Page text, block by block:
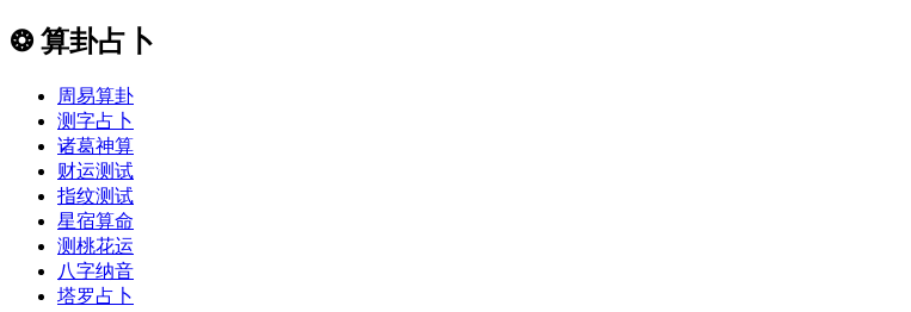
❂ 算卦占卜
周易算卦
测字占卜
诸葛神算
财运测试
指纹测试
星宿算命
测桃花运
八字纳音
塔罗占卜